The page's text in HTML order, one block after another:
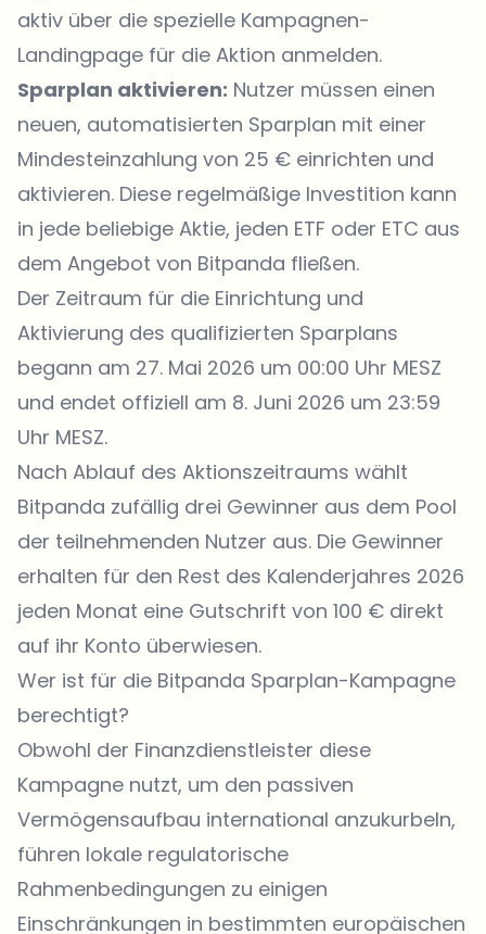
aktiv über die spezielle Kampagnen-
Landingpage für die Aktion anmelden.
Sparplan aktivieren: Nutzer müssen einen
neuen, automatisierten Sparplan mit einer
Mindesteinzahlung von 25 € einrichten und
aktivieren. Diese regelmäßige Investition kann
in jede beliebige Aktie, jeden ETF oder ETC aus
dem Angebot von Bitpanda fließen.
Der Zeitraum für die Einrichtung und
Aktivierung des qualifizierten Sparplans
begann am 27. Mai 2026 um 00:00 Uhr MESZ
und endet offiziell am 8. Juni 2026 um 23:59
Uhr MESZ.
Nach Ablauf des Aktionszeitraums wählt
Bitpanda zufällig drei Gewinner aus dem Pool
der teilnehmenden Nutzer aus. Die Gewinner
erhalten für den Rest des Kalenderjahres 2026
jeden Monat eine Gutschrift von 100 € direkt
auf ihr Konto überwiesen.
Wer ist für die Bitpanda Sparplan-Kampagne
berechtigt?
Obwohl der Finanzdienstleister diese
Kampagne nutzt, um den passiven
Vermögensaufbau international anzukurbeln,
führen lokale regulatorische
Rahmenbedingungen zu einigen
Einschränkungen in bestimmten europäischen